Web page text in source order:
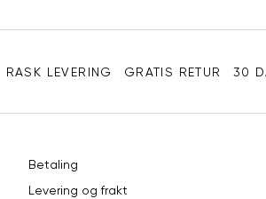
Sidebunn
RASK LEVERING GRATIS RETUR 30
Betaling
Levering og frakt